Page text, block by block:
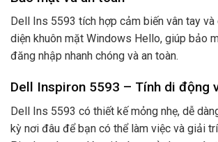
Dell Ins 5593 tích hợp cảm biến vân tay và
diện khuôn mặt Windows Hello, giúp bảo
đăng nhập nhanh chóng và an toàn.
Dell Inspiron 5593 – Tính di động
Dell Ins 5593 có thiết kế mỏng nhẹ, dễ
kỳ nơi đâu để bạn có thể làm việc và giải